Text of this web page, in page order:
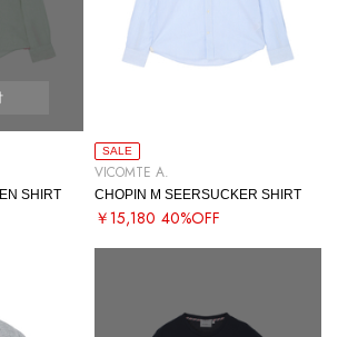
SHIRT
SALE
VICOMTE A.
CHOPIN M SEERSUCKER SHIRT
￥15,180 40%OFF